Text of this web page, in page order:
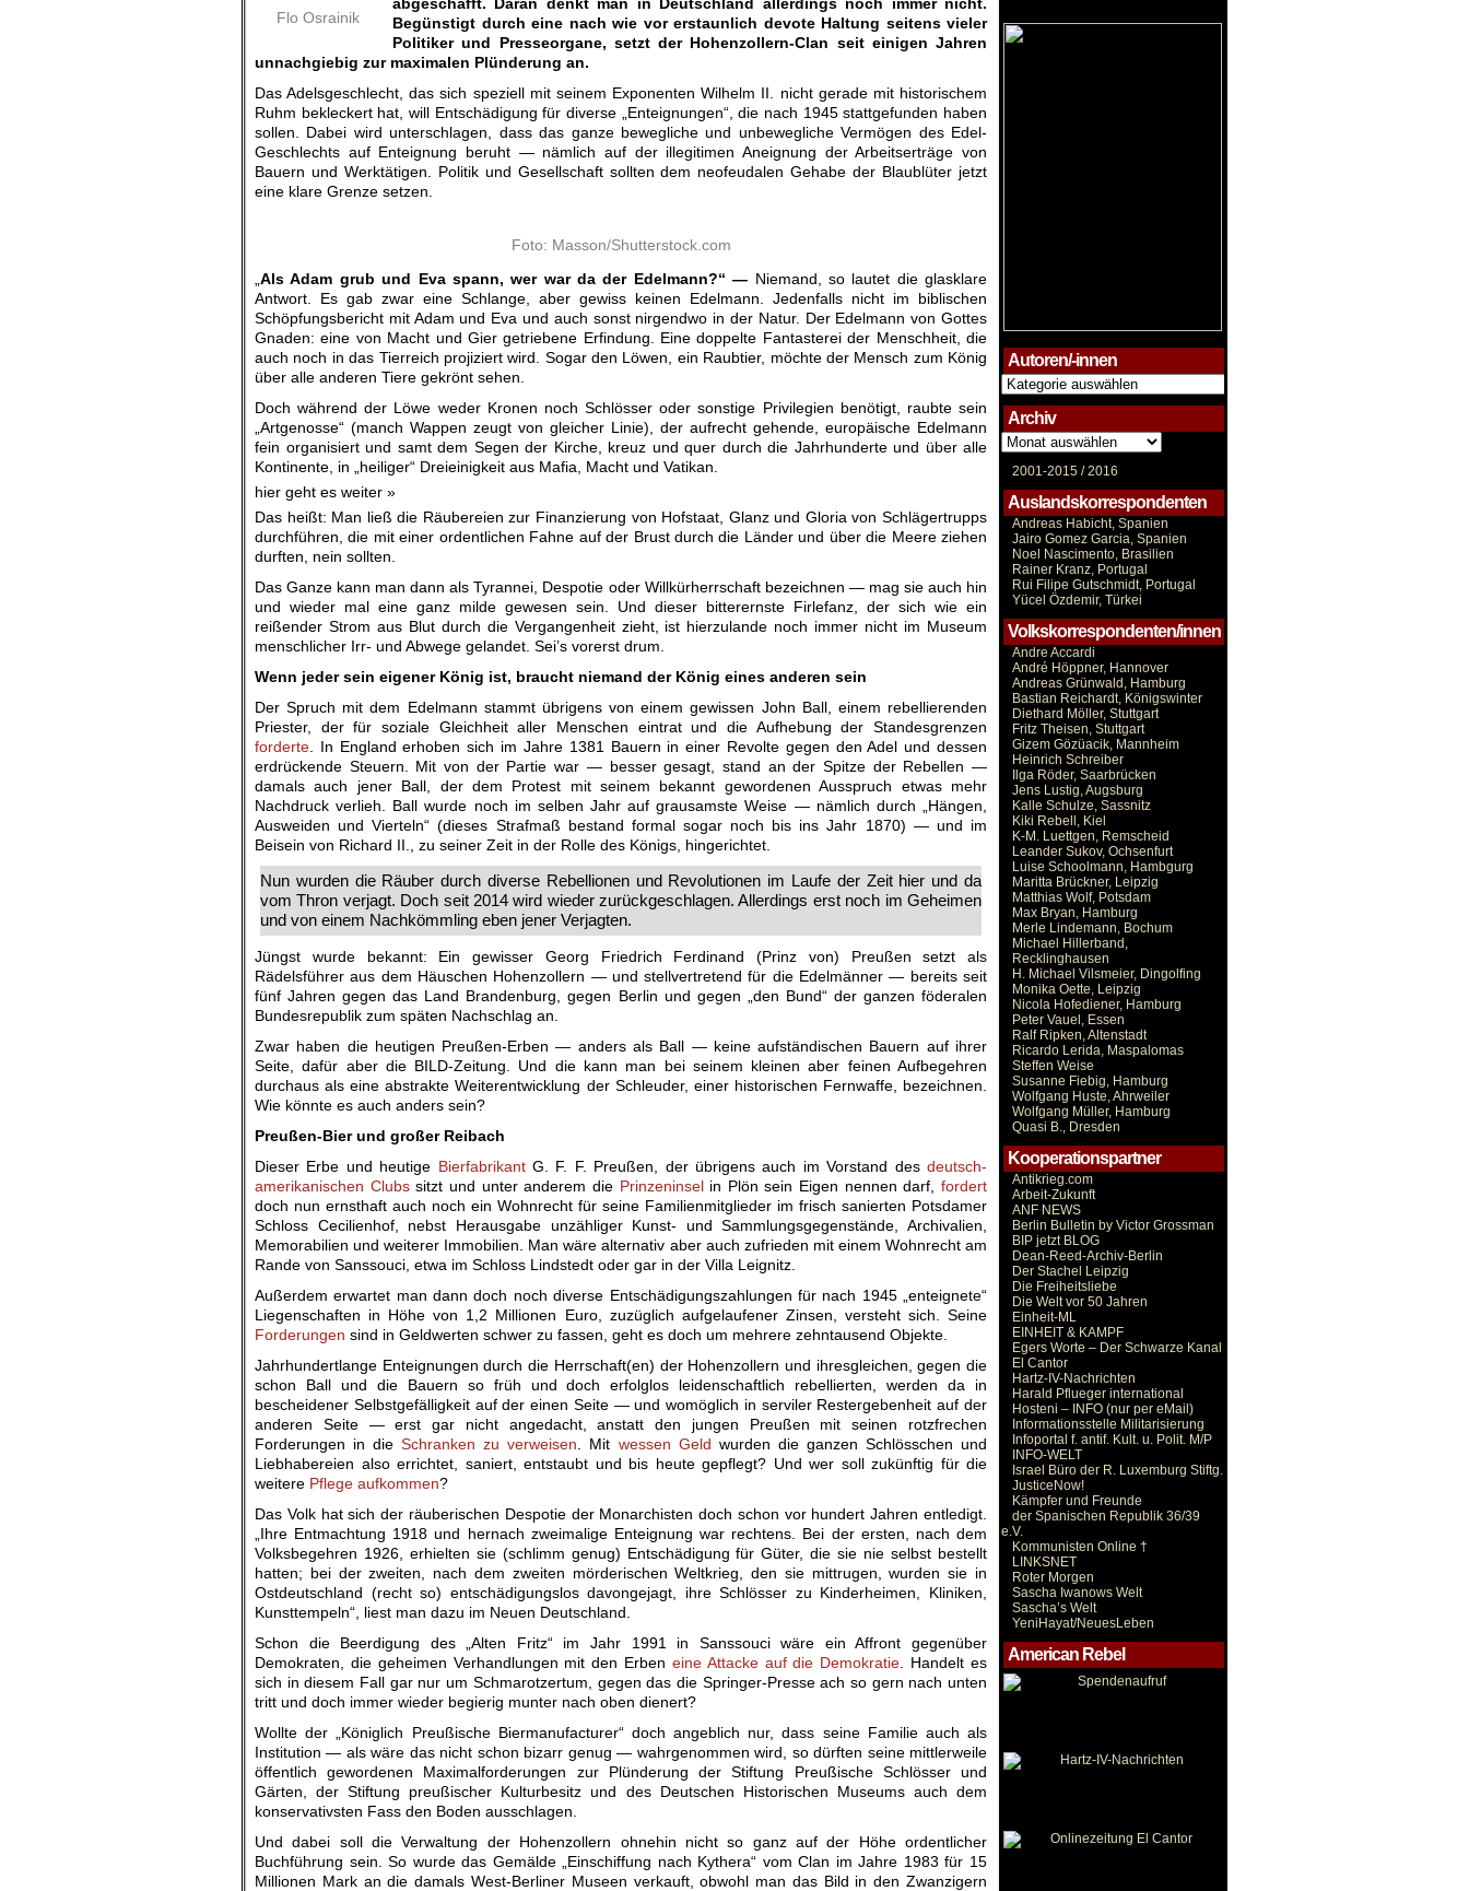
Flo Osrainik
Begünstigt durch eine nach wie vor erstaunlich devote Haltung seitens vieler
Politiker und Presseorgane, setzt der Hohenzollern-Clan seit einigen Jahren
unnachgiebig zur maximalen Plünderung an.
Das Adelsgeschlecht, das sich speziell mit seinem Exponenten Wilhelm II. nicht gerade mit historischem
Ruhm bekleckert hat, will Entschädigung für diverse „Enteignungen“, die nach 1945 stattgefunden haben
sollen. Dabei wird unterschlagen, dass das ganze bewegliche und unbewegliche Vermögen des Edel-
Geschlechts auf Enteignung beruht — nämlich auf der illegitimen Aneignung der Arbeitserträge von
Bauern und Werktätigen. Politik und Gesellschaft sollten dem neofeudalen Gehabe der Blaublüter jetzt
eine klare Grenze setzen.
Foto: Masson/Shutterstock.com
Als Adam grub und Eva spann, wer war da der Edelmann?“ — Niemand, so lautet die glasklare
Antwort. Es gab zwar eine Schlange, aber gewiss keinen Edelmann. Jedenfalls nicht im biblischen
Schöpfungsbericht mit Adam und Eva und auch sonst nirgendwo in der Natur. Der Edelmann von Gottes
Gnaden: eine von Macht und Gier getriebene Erfindung. Eine doppelte Fantasterei der Menschheit, die
auch noch in das Tierreich projiziert wird. Sogar den Löwen, ein Raubtier, möchte der Mensch zum König
über alle anderen Tiere gekrönt sehen.
Doch während der Löwe weder Kronen noch Schlösser oder sonstige Privilegien benötigt, raubte sein
„Artgenosse“ (manch Wappen zeugt von gleicher Linie), der aufrecht gehende, europäische Edelmann
fein organisiert und samt dem Segen der Kirche, kreuz und quer durch die Jahrhunderte und über alle
Kontinente, in „heiliger“ Dreieinigkeit aus Mafia, Macht und Vatikan.
hier geht es weiter »
Das heißt: Man ließ die Räubereien zur Finanzierung von Hofstaat, Glanz und Gloria von Schlägertrupps
durchführen, die mit einer ordentlichen Fahne auf der Brust durch die Länder und über die Meere ziehen
durften, nein sollten.
Das Ganze kann man dann als Tyrannei, Despotie oder Willkürherrschaft bezeichnen — mag sie auch hin
und wieder mal eine ganz milde gewesen sein. Und dieser bitterernste Firlefanz, der sich wie ein
reißender Strom aus Blut durch die Vergangenheit zieht, ist hierzulande noch immer nicht im Museum
menschlicher Irr- und Abwege gelandet. Sei’s vorerst drum.
Wenn jeder sein eigener König ist, braucht niemand der König eines anderen sein
Der Spruch mit dem Edelmann stammt übrigens von einem gewissen John Ball, einem rebellierenden
Priester, der für soziale Gleichheit aller Menschen eintrat und die Aufhebung der Standesgrenzen
forderte . In England erhoben sich im Jahre 1381 Bauern in einer Revolte gegen den Adel und dessen
erdrückende Steuern. Mit von der Partie war — besser gesagt, stand an der Spitze der Rebellen —
damals auch jener Ball, der dem Protest mit seinem bekannt gewordenen Ausspruch etwas mehr
Nachdruck verlieh. Ball wurde noch im selben Jahr auf grausamste Weise — nämlich durch „Hängen,
Ausweiden und Vierteln“ (dieses Strafmaß bestand formal sogar noch bis ins Jahr 1870) — und im
Beisein von Richard II., zu seiner Zeit in der Rolle des Königs, hingerichtet.
Nun wurden die Räuber durch diverse Rebellionen und Revolutionen im Laufe der Zeit hier und da
vom Thron verjagt. Doch seit 2014 wird wieder zurückgeschlagen. Allerdings erst noch im Geheimen
und von einem Nachkömmling eben jener Verjagten.
Jüngst wurde bekannt: Ein gewisser Georg Friedrich Ferdinand (Prinz von) Preußen setzt als
Rädelsführer aus dem Häuschen Hohenzollern — und stellvertretend für die Edelmänner — bereits seit
fünf Jahren gegen das Land Brandenburg, gegen Berlin und gegen „den Bund“ der ganzen föderalen
Bundesrepublik zum späten Nachschlag an.
Zwar haben die heutigen Preußen-Erben — anders als Ball — keine aufständischen Bauern auf ihrer
Seite, dafür aber die BILD-Zeitung. Und die kann man bei seinem kleinen aber feinen Aufbegehren
durchaus als eine abstrakte Weiterentwicklung der Schleuder, einer historischen Fernwaffe, bezeichnen.
Wie könnte es auch anders sein?
Preußen-Bier und großer Reibach
Dieser Erbe und heutige BierfabrikantG. F. F. Preußen, der übrigens auch im Vorstand desdeutsch-
amerikanischen Clubssitzt und unter anderem die Prinzeninselin Plön sein Eigen nennen darf,fordert
doch nun ernsthaft auch noch ein Wohnrecht für seine Familienmitglieder im frisch sanierten Potsdamer
Schloss Cecilienhof, nebst Herausgabe unzähliger Kunst- und Sammlungsgegenstände, Archivalien,
Memorabilien und weiterer Immobilien. Man wäre alternativ aber auch zufrieden mit einem Wohnrecht am
Rande von Sanssouci, etwa im Schloss Lindstedt oder gar in der Villa Leignitz.
Außerdem erwartet man dann doch noch diverse Entschädigungszahlungen für nach 1945 „enteignete“
Liegenschaften in Höhe von 1,2 Millionen Euro, zuzüglich aufgelaufener Zinsen, versteht sich. Seine
Forderungen sind in Geldwerten schwer zu fassen, geht es doch um mehrere zehntausend Objekte.
Jahrhundertlange Enteignungen durch die Herrschaft(en) der Hohenzollern und ihresgleichen, gegen die
schon Ball und die Bauern so früh und doch erfolglos leidenschaftlich rebellierten, werden da in
bescheidener Selbstgefälligkeit auf der einen Seite — und womöglich in serviler Restergebenheit auf der
anderen Seite — erst gar nicht angedacht, anstatt den jungen Preußen mit seinen rotzfrechen
Forderungen in dieSchranken zu verweisen . Mit wessen Geld wurden die ganzen Schlösschen und
Liebhabereien also errichtet, saniert, entstaubt und bis heute gepflegt? Und wer soll zukünftig für die
weitere Pflege aufkommen?
Das Volk hat sich der räuberischen Despotie der Monarchisten doch schon vor hundert Jahren entledigt.
„Ihre Entmachtung 1918 und hernach zweimalige Enteignung war rechtens. Bei der ersten, nach dem
Volksbegehren 1926, erhielten sie (schlimm genug) Entschädigung für Güter, die sie nie selbst bestellt
hatten; bei der zweiten, nach dem zweiten mörderischen Weltkrieg, den sie mittrugen, wurden sie in
Ostdeutschland (recht so) entschädigungslos davongejagt, ihre Schlösser zu Kinderheimen, Kliniken,
Kunsttempeln“, liest man dazu im Neuen Deutschland.
Schon die Beerdigung des „Alten Fritz“ im Jahr 1991 in Sanssouci wäre ein Affront gegenüber
Demokraten, die geheimen Verhandlungen mit den Erben eine Attacke auf die Demokratie . Handelt es
sich in diesem Fall gar nur um Schmarotzertum, gegen das die Springer-Presse ach so gern nach unten
tritt und doch immer wieder begierig munter nach oben dienert?
Wollte der „Königlich Preußische Biermanufacturer“ doch angeblich nur, dass seine Familie auch als
Institution — als wäre das nicht schon bizarr genug — wahrgenommen wird, so dürften seine mittlerweile
öffentlich gewordenen Maximalforderungen zur Plünderung der Stiftung Preußische Schlösser und
Gärten, der Stiftung preußischer Kulturbesitz und des Deutschen Historischen Museums auch dem
konservativsten Fass den Boden ausschlagen.
Und dabei soll die Verwaltung der Hohenzollern ohnehin nicht so ganz auf der Höhe ordentlicher
Buchführung sein. So wurde das Gemälde „Einschiffung nach Kythera“ vom Clan im Jahre 1983 für 15
Millionen Mark an die damals West-Berliner Museen verkauft, obwohl man das Bild in den Zwanzigern
Autoren/-innen
Autoren/-
innen
Archiv
Archiv
2001-2015 /2016
Auslandskorrespondenten
Andreas Habicht, Spanien
Jairo Gomez Garcia, Spanien
Noel Nascimento, Brasilien
Rainer Kranz, Portugal
Rui Filipe Gutschmidt, Portugal
Yücel Özdemir, Türkei
Volkskorrespondenten/innen
Andre Accardi
André Höppner, Hannover
Andreas Grünwald, Hamburg
Bastian Reichardt, Königswinter
Diethard Möller, Stuttgart
Fritz Theisen, Stuttgart
Gizem Gözüacik, Mannheim
Heinrich Schreiber
Ilga Röder, Saarbrücken
Jens Lustig, Augsburg
Kalle Schulze, Sassnitz
Kiki Rebell, Kiel
K-M. Luettgen, Remscheid
Leander Sukov, Ochsenfurt
Luise Schoolmann, Hambgurg
Maritta Brückner, Leipzig
Matthias Wolf, Potsdam
Max Bryan, Hamburg
Merle Lindemann, Bochum
Michael Hillerband,
Recklinghausen
H. Michael Vilsmeier, Dingolfing
Monika Oette, Leipzig
Nicola Hofediener, Hamburg
Peter Vauel, Essen
Ralf Ripken, Altenstadt
Ricardo Lerida, Maspalomas
Steffen Weise
Susanne Fiebig, Hamburg
Wolfgang Huste, Ahrweiler
Wolfgang Müller, Hamburg
Quasi B., Dresden
Kooperationspartner
Antikrieg.com
Arbeit-Zukunft
ANF NEWS
Berlin Bulletin by Victor Grossman
BIP jetzt BLOG
Dean-Reed-Archiv-Berlin
Der Stachel Leipzig
Die Freiheitsliebe
Die Welt vor 50 Jahren
Einheit-ML
EINHEIT & KAMPF
Egers Worte – Der Schwarze Kanal
El Cantor
Hartz-IV-Nachrichten
Harald Pflueger international
Hosteni – INFO (nur per eMail)
Informationsstelle Militarisierung
Infoportal f. antif. Kult. u. Polit. M/P
INFO-WELT
Israel Büro der R. Luxemburg Stiftg.
JusticeNow!
Kämpfer und Freunde
der Spanischen Republik 36/39
e.V.
Kommunisten Online †
LINKSNET
Roter Morgen
Sascha Iwanows Welt
Sascha’s Welt
YeniHayat/NeuesLeben
American Rebel